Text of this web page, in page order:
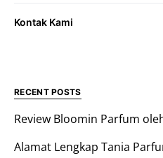
Kontak Kami
RECENT POSTS
Review Bloomin Parfum
Alamat Lengkap Tania